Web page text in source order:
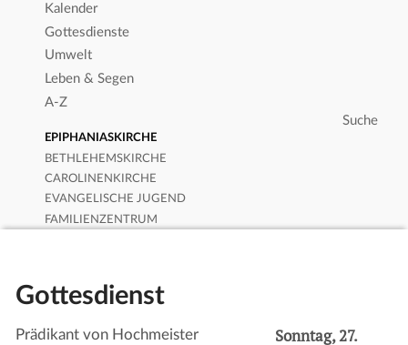
Kalender
Gottesdienste
Umwelt
Leben & Segen
A-Z
EPIPHANIASKIRCHE
BETHLEHEMSKIRCHE
CAROLINENKIRCHE
EVANGELISCHE JUGEND
FAMILIENZENTRUM
Gottesdienst
Prädikant von Hochmeister
Sonntag, 27.